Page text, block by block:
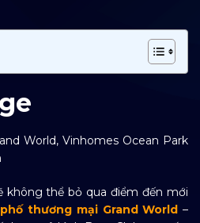
World, Vinhomes Ocean Park
không thể bỏ qua điểm đến mới
thương mại Grand World –